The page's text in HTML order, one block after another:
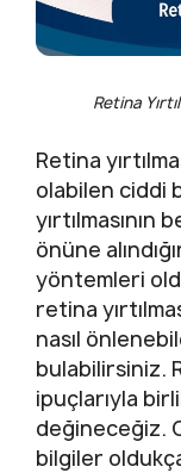
Retina
Retina
olabilen ciddi
önüne
yöntemleri
retina
nasıl
bulabilirsiniz.
ipuçlarıyla
değineceğiz.
bilgiler